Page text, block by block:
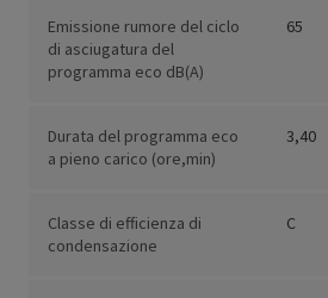
Emissione rumore del ciclo
di asciugatura del
programma eco dB(A)
65
Durata del programma eco
a pieno carico (ore,min)
3,40
Classe di efficienza di
condensazione
C